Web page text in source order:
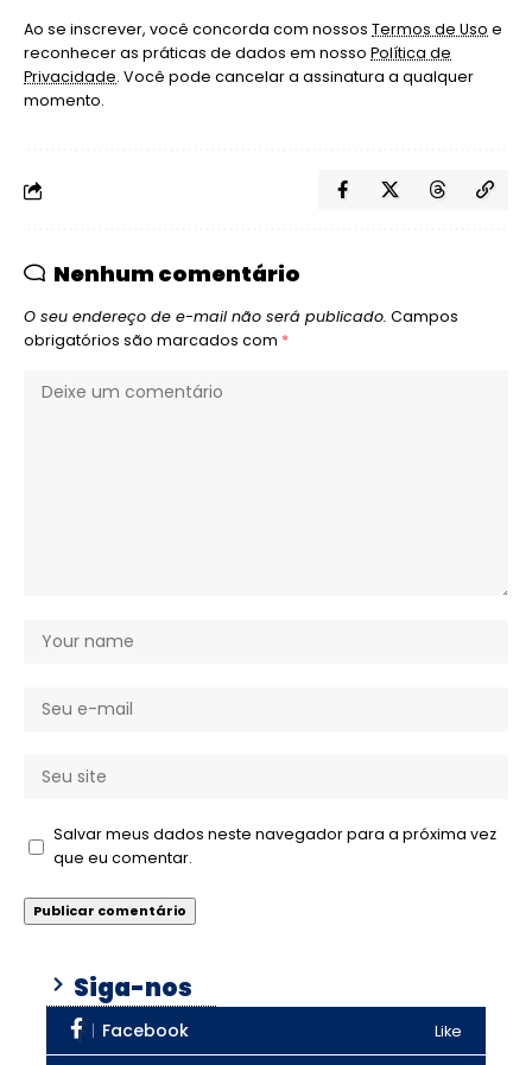
Ao se inscrever, você concorda com nossos Termos de Uso e
reconhecer as práticas de dados em nosso Política de
Privacidade. Você pode cancelar a assinatura a qualquer
momento.
Nenhum comentário
O seu endereço de e-mail não será publicado. Campos
obrigatórios são marcados com *
Salvar meus dados neste navegador para a próxima vez
que eu comentar.
Siga-nos
Facebook Like